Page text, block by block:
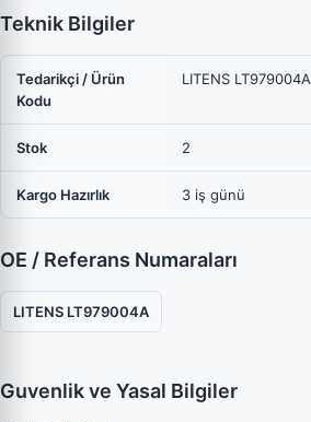
Teknik Bilgiler
Tedarikçi / Ürün
Kodu
LITENS LT979004A
Stok 2
Kargo Hazırlık 3 iş günü
OE / Referans Numaraları
LITENS LT979004A
Guvenlik ve Yasal Bilgiler